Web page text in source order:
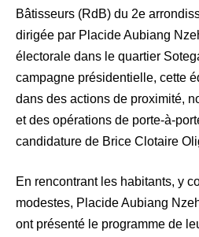
Bâtisseurs (RdB) du 2e
dirigée par Placide Aubiang
électorale dans le quartier
campagne présidentielle, cette
dans des actions de proximité,
et des opérations de porte-à-
candidature de Brice Clotaire
En rencontrant les habitants, y
modestes, Placide Aubiang
ont présenté le programme de